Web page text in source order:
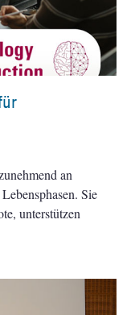
an
Sie
unterstützen